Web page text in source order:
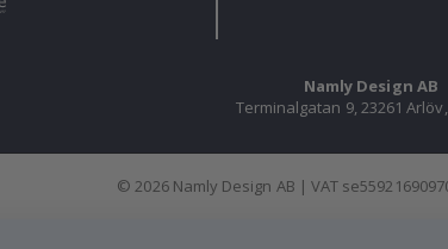
Namly Design AB
Terminalgatan 9, 23261
© 2026 Namly Design AB | VAT